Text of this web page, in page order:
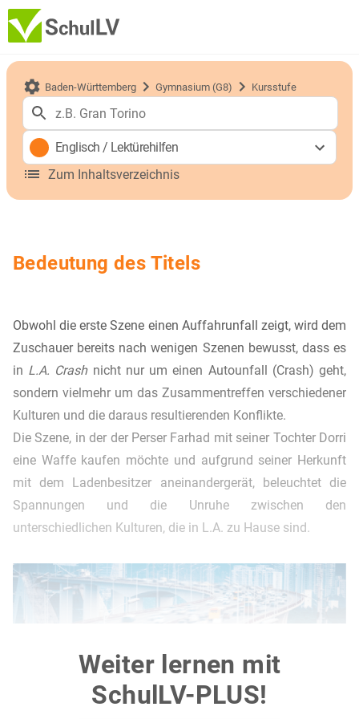
Baden-Württemberg Gymnasium (G8) Kursstufe
Englisch / Lektürehilfen
Zum Inhaltsverzeichnis
Bedeutung des Titels
Obwohl die erste Szene einen Auffahrunfall zeigt, wird dem
Zuschauer bereits nach wenigen Szenen bewusst, dass es
in L.A. Crashnicht nur um einen Autounfall (Crash) geht,
sondern vielmehr um das Zusammentreffen verschiedener
Kulturen und die daraus resultierenden Konflikte.
Die Szene, in der der Perser Farhad mit seiner Tochter Dorri
eine Waffe kaufen möchte und aufgrund seiner Herkunft
mit dem Ladenbesitzer aneinandergerät, beleuchtet die
Spannungen und die Unruhe zwischen den
unterschiedlichen Kulturen, die in L.A. zu Hause sind.
Weiter lernen mit
SchulLV-PLUS!